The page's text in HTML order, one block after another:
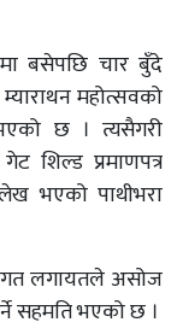
बसेपछि चार बुँदे
महोत्सवको
छ । त्यसैगरी
शिल्ड प्रमाणपत्र
भएको पाथीभरा
लगायतले असोज
सहमति भएको छ ।